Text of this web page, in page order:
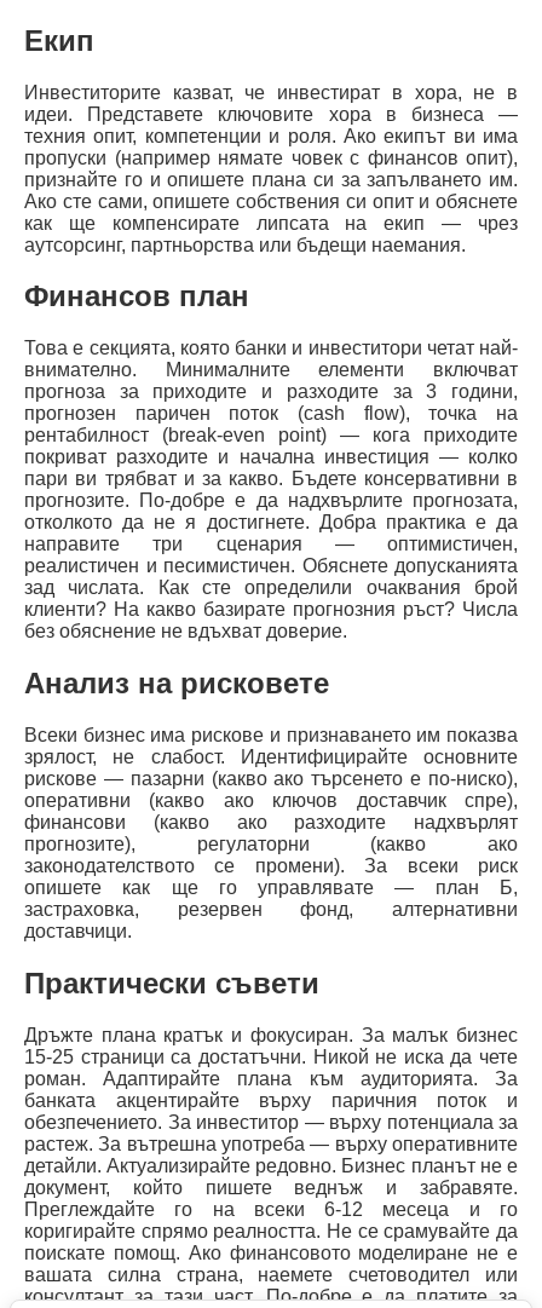
Екип
Инвеститорите казват, че инвестират в хора, не в
идеи. Представете ключовите хора в бизнеса —
техния опит, компетенции и роля. Ако екипът ви има
пропуски (например нямате човек с финансов опит),
признайте го и опишете плана си за запълването им.
Ако сте сами, опишете собствения си опит и обяснете
как ще компенсирате липсата на екип — чрез
аутсорсинг, партньорства или бъдещи наемания.
Финансов план
Това е секцията, която банки и инвеститори четат най-
внимателно. Минималните елементи включват
прогноза за приходите и разходите за 3 години,
прогнозен паричен поток (cash flow), точка на
рентабилност (break-even point) — кога приходите
покриват разходите и начална инвестиция — колко
пари ви трябват и за какво. Бъдете консервативни в
прогнозите. По-добре е да надхвърлите прогнозата,
отколкото да не я достигнете. Добра практика е да
направите три сценария — оптимистичен,
реалистичен и песимистичен. Обяснете допусканията
зад числата. Как сте определили очаквания брой
клиенти? На какво базирате прогнозния ръст? Числа
без обяснение не вдъхват доверие.
Анализ на рисковете
Всеки бизнес има рискове и признаването им показва
зрялост, не слабост. Идентифицирайте основните
рискове — пазарни (какво ако търсенето е по-ниско),
оперативни (какво ако ключов доставчик спре),
финансови (какво ако разходите надхвърлят
прогнозите), регулаторни (какво ако
законодателството се промени). За всеки риск
опишете как ще го управлявате — план Б,
застраховка, резервен фонд, алтернативни
доставчици.
Практически съвети
Дръжте плана кратък и фокусиран. За малък бизнес
15-25 страници са достатъчни. Никой не иска да чете
роман. Адаптирайте плана към аудиторията. За
банката акцентирайте върху паричния поток и
обезпечението. За инвеститор — върху потенциала за
растеж. За вътрешна употреба — върху оперативните
детайли. Актуализирайте редовно. Бизнес планът не е
документ, който пишете веднъж и забравяте.
Преглеждайте го на всеки 6-12 месеца и го
коригирайте спрямо реалността. Не се срамувайте да
поискате помощ. Ако финансовото моделиране не е
вашата силна страна, наемете счетоводител или
консултант за тази част. По-добре е да платите за